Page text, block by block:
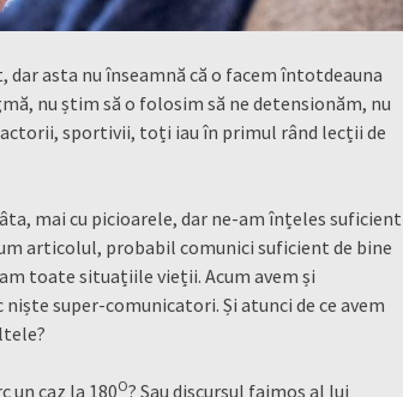
dar asta nu înseamnă că o facem întotdeauna
nu știm să o folosim să ne detensionăm, nu
sportivii, toți iau în primul rând lecții de
mai cu picioarele, dar ne-am înțeles suficient
articolul, probabil comunici suficient de bine
toate situațiile vieții. Acum avem și
super-comunicatori. Și atunci de ce avem
un caz la 180O? Sau discursul faimos al lui